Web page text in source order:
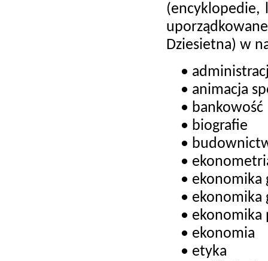
(encyklopedie,
Dziesietna) w
•
• animacja
• bankowość
• biografie
•
•
• ekonomika
• ekonomika
• ekonomika
• ekonomia
• etyka